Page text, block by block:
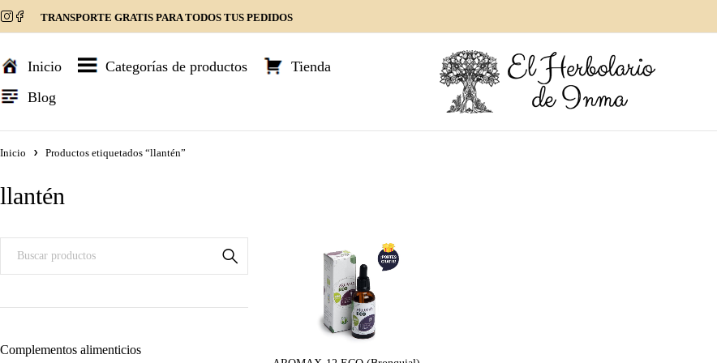
TRANSPORTE GRATIS PARA TODOS TUS PEDIDOS
Inicio Categorías de productos
Tienda
Blog
Inicio Productos etiquetados “llantén”
llantén
Complementos alimenticios